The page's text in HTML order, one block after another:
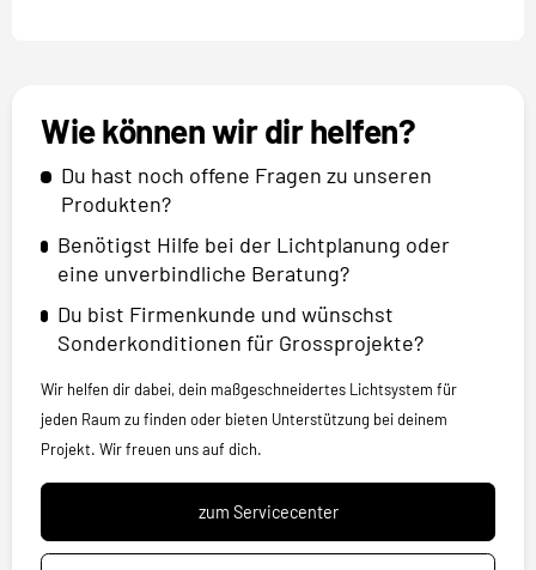
Wie können wir dir helfen?
Du hast noch offene Fragen zu unseren
Produkten?
Benötigst Hilfe bei der Lichtplanung oder
eine unverbindliche Beratung?
Du bist Firmenkunde und wünschst
Sonderkonditionen für Grossprojekte?
Wir helfen dir dabei, dein maßgeschneidertes Lichtsystem für
jeden Raum zu finden oder bieten Unterstützung bei deinem
Projekt. Wir freuen uns auf dich.
zum Servicecenter